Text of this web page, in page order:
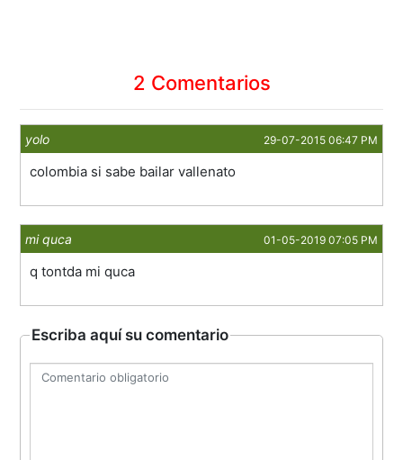
2 Comentarios
yolo 29-07-2015 06:47 PM
colombia si sabe bailar vallenato
mi quca 01-05-2019 07:05 PM
q tontda mi quca
Escriba aquí su comentario